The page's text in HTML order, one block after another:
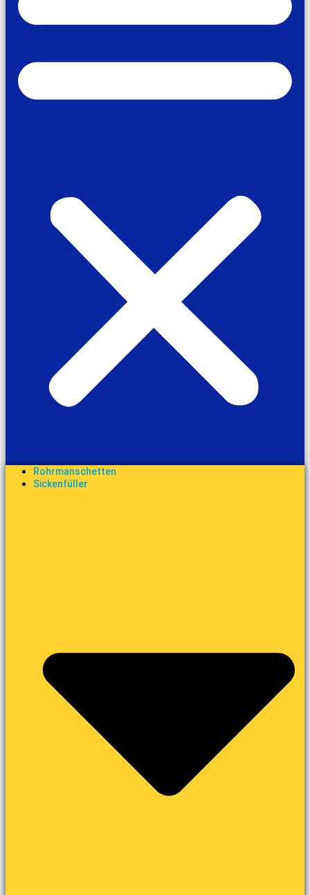
Rohrmanschetten
Sickenfüller